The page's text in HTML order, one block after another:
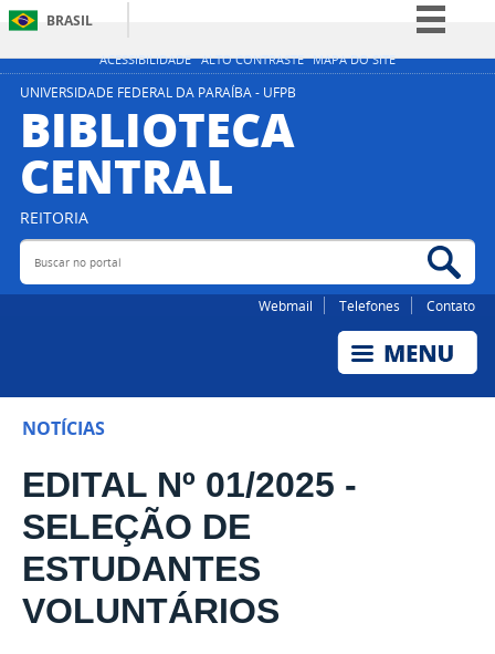
ACESSIBILIDADE ALTO CONTRASTE MAPA DO SITE
BRASIL
Simplifique!
UNIVERSIDADE FEDERAL DA PARAÍBA - UFPB
BIBLIOTECA
CENTRAL
REITORIA
Buscar no portal
Webmail Telefones Contato
NOTÍCIAS
EDITAL Nº 01/2025 -
SELEÇÃO DE
ESTUDANTES
VOLUNTÁRIOS